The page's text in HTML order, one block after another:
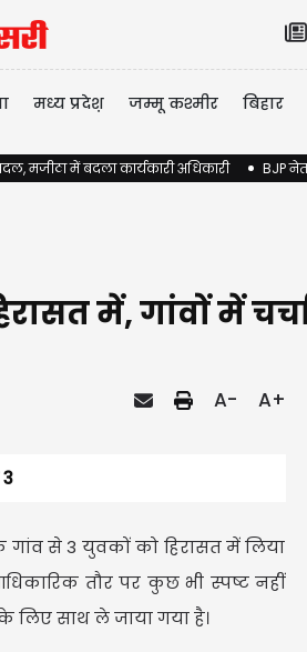
मध्य प्रदेश़ जम्मू कश्मीर बिहार
मजीठा में बदला कार्यकारी अधिकारी BJP
में, गांवों में
A- A+
गांव से 3 युवकों को हिरासत में लिया
तौर पर कुछ भी स्पष्ट नहीं
साथ ले जाया गया है।